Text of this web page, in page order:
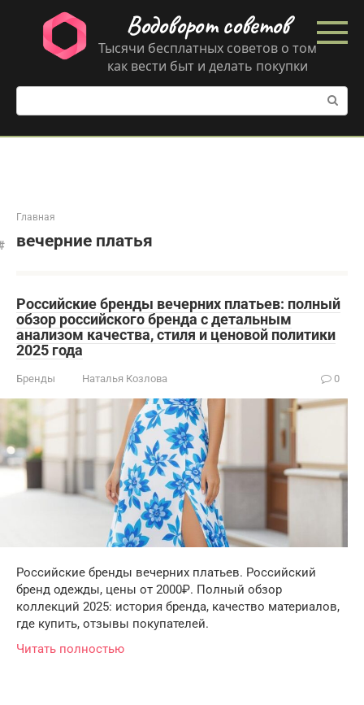
контенту
Водоворот советов
Тысячи бесплатных советов о том
как вести быт и делать покупки
Поиск:
Главная
вечерние платья
Российские бренды вечерних платьев: полный
обзор российского бренда с детальным
анализом качества, стиля и ценовой политики
2025 года
Бренды Наталья Козлова 0
Российские бренды вечерних платьев. Российский
бренд одежды, цены от 2000₽. Полный обзор
коллекций 2025: история бренда, качество материалов,
где купить, отзывы покупателей.
Читать полностью